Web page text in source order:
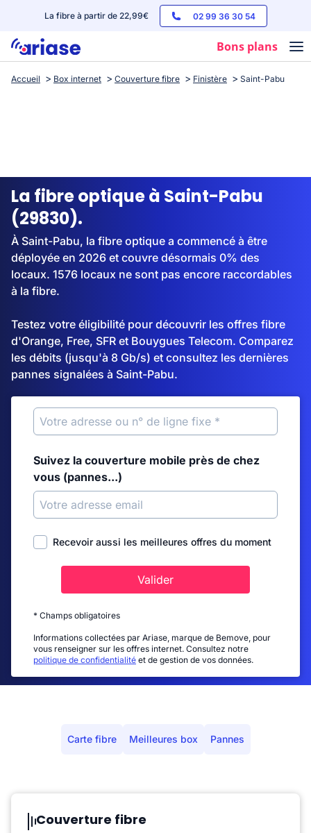
La fibre à partir de 22,99€ 02 99 36 30 54
Bons plans
Box internet
Streaming
Accueil Box internet Couverture fibre Finistère Saint-Pabu
La fibre optique à Saint-Pabu
(29830).
À Saint-Pabu, la fibre optique a commencé à être
déployée en 2026 et couvre désormais 0% des
locaux. 1576 locaux ne sont pas encore raccordables
à la fibre.
Testez votre éligibilité pour découvrir les offres fibre
d'Orange, Free, SFR et Bouygues Telecom. Comparez
les débits (jusqu'à 8 Gb/s) et consultez les dernières
pannes signalées à Saint-Pabu.
Suivez la couverture mobile près de chez
vous (pannes...)
Recevoir aussi les meilleures offres du moment
Valider
* Champs obligatoires
Informations collectées par Ariase, marque de Bemove, pour
vous renseigner sur les offres internet. Consultez notre
politique de confidentialité et de gestion de vos données.
Carte fibre Meilleures box Pannes
Couverture fibre